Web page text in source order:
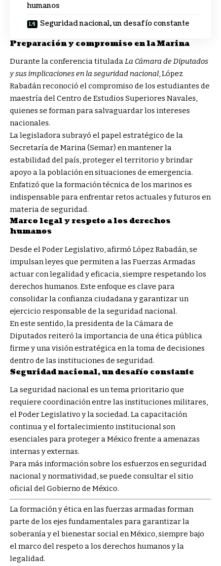
humanos
Seguridad nacional, un desafío constante
Preparación y compromiso en la Marina
Durante la conferencia tituladaLa Cámara de Diputados
y sus implicaciones en la seguridad nacional, López
Rabadán reconoció el compromiso de los estudiantes de
maestría del Centro de Estudios Superiores Navales,
quienes se forman para salvaguardar los intereses
nacionales.
La legisladora subrayó el papel estratégico de la
Secretaría de Marina (Semar) en mantener la
estabilidad del país, proteger el territorio y brindar
apoyo a la población en situaciones de emergencia.
Enfatizó que la formación técnica de los marinos es
indispensable para enfrentar retos actuales y futuros en
materia de seguridad.
Marco legal y respeto a los derechos
humanos
Desde el Poder Legislativo, afirmó López Rabadán, se
impulsan leyes que permiten a las Fuerzas Armadas
actuar con legalidad y eficacia, siempre respetando los
derechos humanos. Este enfoque es clave para
consolidar la confianza ciudadana y garantizar un
ejercicio responsable de la seguridad nacional.
En este sentido, la presidenta de la Cámara de
Diputados reiteró la importancia de una ética pública
firme y una visión estratégica en la toma de decisiones
dentro de las instituciones de seguridad.
Seguridad nacional, un desafío constante
La seguridad nacional es un tema prioritario que
requiere coordinación entre las instituciones militares,
el Poder Legislativo y la sociedad. La capacitación
continua y el fortalecimiento institucional son
esenciales para proteger a México frente a amenazas
internas y externas.
Para más información sobre los esfuerzos en seguridad
nacional y normatividad, se puede consultar el sitio
oficial del Gobierno de México.
La formación y ética en las fuerzas armadas forman
parte de los ejes fundamentales para garantizar la
soberanía y el bienestar social en México, siempre bajo
el marco del respeto a los derechos humanos y la
legalidad.